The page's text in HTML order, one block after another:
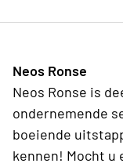
Neos Ronse
Neos Ronse is
ondernemende
boeiende
kennen! Mocht u